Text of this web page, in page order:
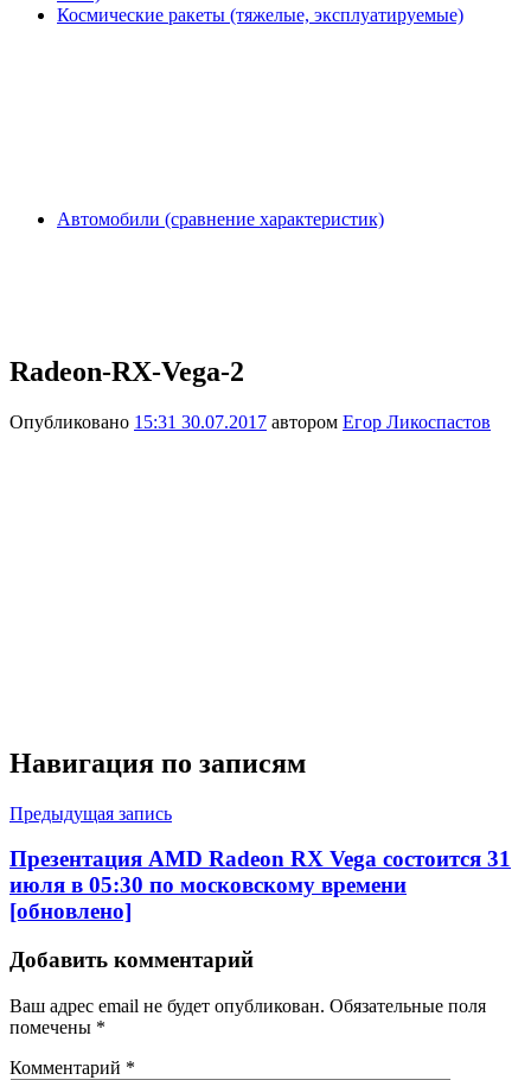
Космические ракеты (тяжелые, эксплуатируемые)
Автомобили (сравнение характеристик)
Radeon-RX-Vega-2
Опубликовано 15:31 30.07.2017 автором Егор Ликоспастов
Навигация по записям
Предыдущая запись
Презентация AMD Radeon RX Vega состоится 31
июля в 05:30 по московскому времени
[обновлено]
Добавить комментарий
Ваш адрес email не будет опубликован. Обязательные поля
помечены *
Комментарий *